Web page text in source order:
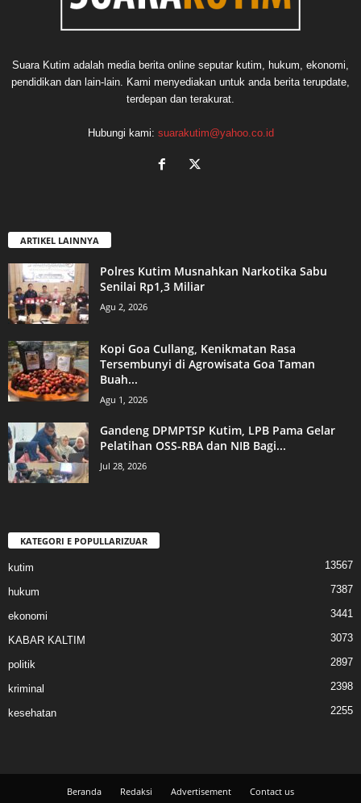
Suara Kutim adalah media berita online seputar kutim, hukum, ekonomi,
pendidikan dan lain-lain. Kami menyediakan untuk anda berita terupdate,
terdepan dan terakurat.
Hubungi kami: suarakutim@yahoo.co.id
ARTIKEL LAINNYA
Polres Kutim Musnahkan Narkotika Sabu
Senilai Rp1,3 Miliar
Agu 2, 2026
Kopi Goa Cullang, Kenikmatan Rasa
Tersembunyi di Agrowisata Goa Taman
Buah...
Agu 1, 2026
Gandeng DPMPTSP Kutim, LPB Pama Gelar
Pelatihan OSS-RBA dan NIB Bagi...
Jul 28, 2026
KATEGORI E POPULLARIZUAR
kutim 13567
hukum 7387
ekonomi 3441
KABAR KALTIM 3073
politik 2897
kriminal 2398
kesehatan 2255
Beranda Redaksi Advertisement Contact us